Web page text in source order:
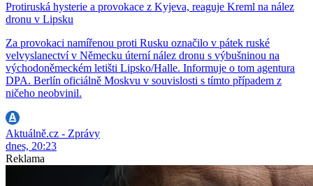
Protiruská hysterie a provokace z Kyjeva, reaguje Kreml na nález
dronu v Lipsku
Za provokaci namířenou proti Rusku označilo v pátek ruské
velvyslanectví v Německu úterní nález dronu s výbušninou na
východoněmeckém letišti Lipsko/Halle. Informuje o tom agentura
DPA. Berlín oficiálně Moskvu v souvislosti s tímto případem z
ničeho neobvinil.
Aktuálně.cz - Zprávy
dnes, 20:23
Reklama